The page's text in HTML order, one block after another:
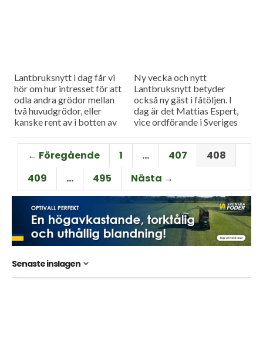
Lantbruksnytt i dag får vi
hör om hur intresset för att
odla andra grödor mellan
två huvudgrödor, eller
kanske rent av i botten av
Vi har...
Ny vecka och nytt
Lantbruksnytt betyder
också ny gäst i fåtöljen. I
dag är det Mattias Espert,
vice ordförande i Sveriges
utfrågad i
Måndagsintervjun.
← Föregående 1 … 407
408
409
… 495 Nästa →
Senaste inslagen